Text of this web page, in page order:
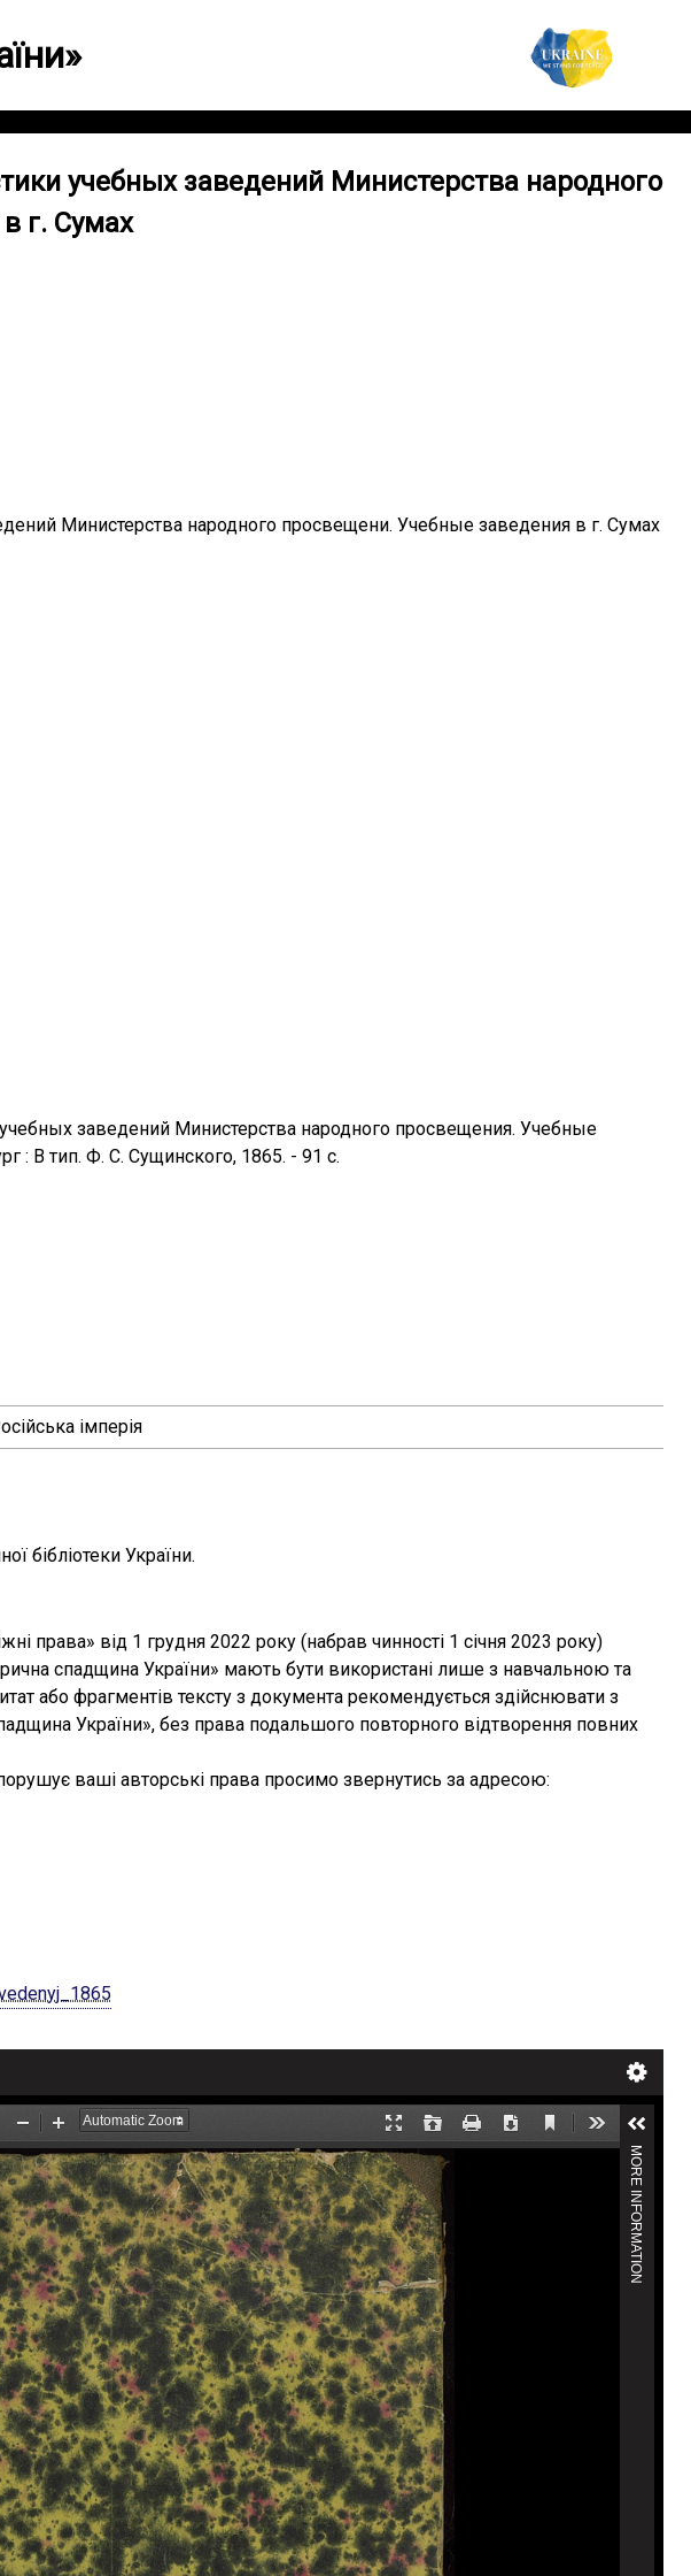
учебных заведений Министерства народного
г. Сумах
Министерства народного просвещени. Учебные заведения в г. Сумах
заведений Министерства народного просвещения. Учебные
: В тип. Ф. С. Сущинского, 1865. - 91 с.
імперія
бібліотеки України.
права» від 1 грудня 2022 року (набрав чинності 1 січня 2023 року)
спадщина України» мають бути використані лише з навчальною та
або фрагментів тексту з документа рекомендується здійснювати з
України», без права подальшого повторного відтворення повних
ваші авторські права просимо звернутись за адресою: